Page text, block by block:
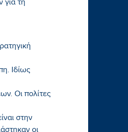
τη
Ιδίως
Οι πολίτες
στην